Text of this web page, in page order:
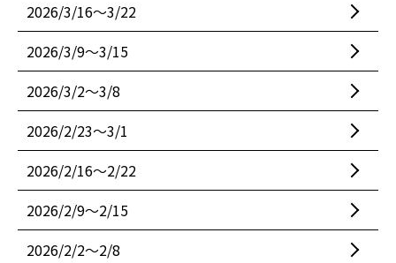
2026/3/16〜3/22
2026/3/9〜3/15
2026/3/2〜3/8
2026/2/23〜3/1
2026/2/16〜2/22
2026/2/9〜2/15
2026/2/2〜2/8